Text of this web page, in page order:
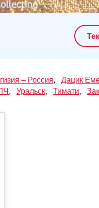
– Россия, Дацик
, Уральск, Тимати,